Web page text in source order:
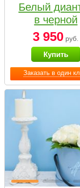
Заказать в один
Белый
в черной
коробке
3 950 руб.
Купить